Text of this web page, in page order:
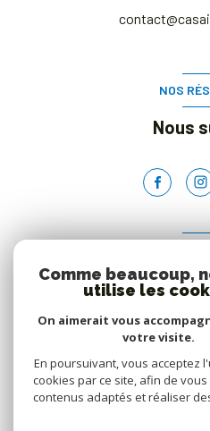
NOS
Nous
Nous
Comme beaucoup,
utilise les
On aimerait vous
votre visite.
En poursuivant, vous acceptez
cookies par ce site, afin de
contenus adaptés et réaliser